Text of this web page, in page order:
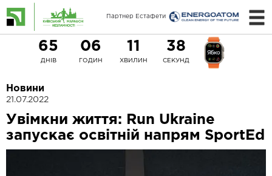
Партнер Естафети
65
ДНІВ
06
ГОДИН
11
ХВИЛИН
38
СЕКУНД
Новини
21.07.2022
Увімкни життя: Run Ukraine
запускає освітній напрям SportEd